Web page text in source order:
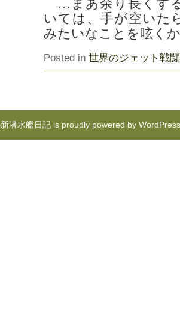
…まあ余り長くす
いては、手が空いた
みたいなことを呟く
Posted in 世界のジェット戦
潜水艦日記 is proudly powered by